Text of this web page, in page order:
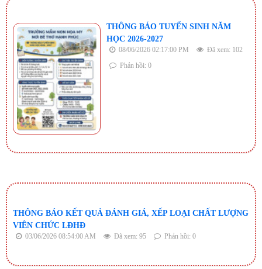
THÔNG BÁO TUYỂN SINH NĂM
HỌC 2026-2027
08/06/2026 02:17:00 PM
Đã xem: 102
Phản hồi: 0
THÔNG BÁO KẾT QUẢ ĐÁNH GIÁ, XẾP LOẠI CHẤT LƯỢNG
VIÊN CHỨC LĐHĐ
03/06/2026 08:54:00 AM Đã xem: 95 Phản hồi: 0